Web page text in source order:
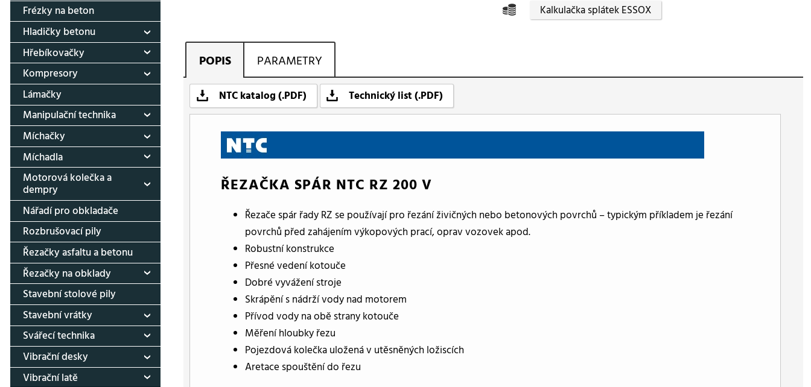
Frézky na beton
Hladičky betonu
Hřebíkovačky
Kompresory
Lámačky
Manipulační technika
Míchačky
Míchadla
Motorová kolečka a
dempry
Nářadí pro obkladače
Rozbrušovací pily
Řezačky asfaltu a betonu
Řezačky na obklady
Stavební stolové pily
Stavební vrátky
Svářecí technika
Vibrační desky
Vibrační latě
Kalkulačka splátek ESSOX
POPIS PARAMETRY
NTC katalog (.PDF) Technický list (.PDF)
ŘEZAČKA SPÁR NTC RZ 200 V
Řezače spár řady RZ se používají pro řezání živičných nebo betonových povrchů – typickým příkladem je řezání
povrchů před zahájením výkopových prací, oprav vozovek apod.
Robustní konstrukce
Přesné vedení kotouče
Dobré vyvážení stroje
Skrápění s nádrží vody nad motorem
Přívod vody na obě strany kotouče
Měření hloubky řezu
Pojezdová kolečka uložená v utěsněných ložiscích
Aretace spouštění do řezu